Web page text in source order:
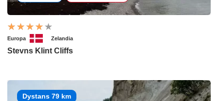
Europa Zelandia
Stevns Klint Cliffs
Dystans 79 km